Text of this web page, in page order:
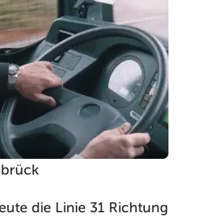
die Linie 31 Richtung